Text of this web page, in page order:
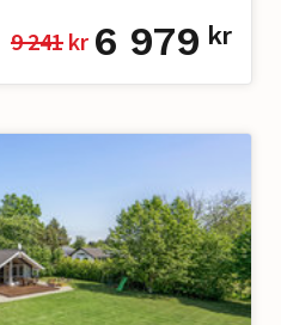
9 241 kr 6 979 kr